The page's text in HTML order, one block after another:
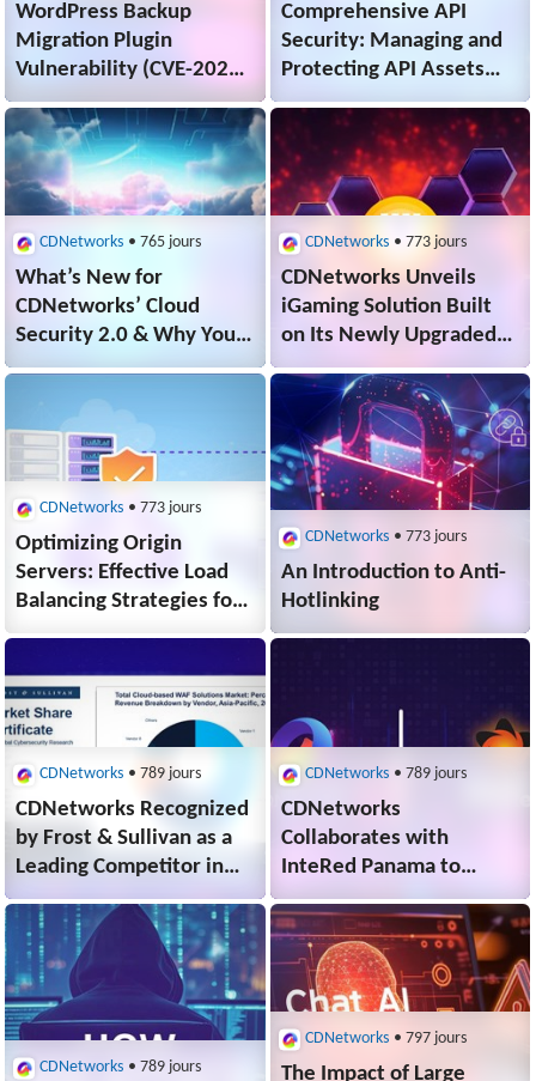
WordPress Backup
Migration Plugin
Vulnerability (CVE-2023-
6553)
Comprehensive API
Security: Managing and
Protecting API Assets
with CDNetworks
API Shield
CDNetworks • 765 jours
What’s New for
CDNetworks’ Cloud
Security 2.0 & Why You
Need It?
CDNetworks • 773 jours
CDNetworks Unveils
iGaming Solution Built
on Its Newly Upgraded
Flood Shield 2.0 Platform
CDNetworks • 773 jours
Optimizing Origin
Servers: Effective Load
Balancing Strategies for
CDNetworks • 773 jours
An Introduction to Anti-
Hotlinking
CDNetworks • 789 jours
CDNetworks Recognized
by Frost & Sullivan as a
Leading Competitor in
the 2023 Asia-Pacific
Cloud-based
WAF Market
CDNetworks • 789 jours
CDNetworks
Collaborates with
InteRed Panama to
Enhance Connectivity
across Latin America
from Panama’s
Strategic Vantage
CDNetworks • 789 jours
CDNetworks • 797 jours
The Impact of Large